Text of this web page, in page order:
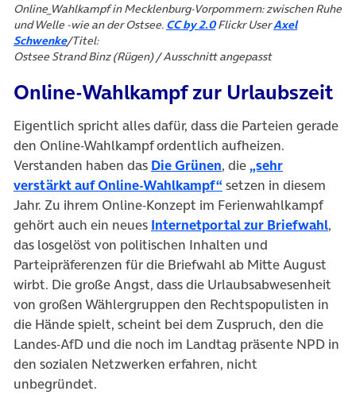
Online_Wahlkampf in Mecklenburg-Vorpommern: zwischen Ruhe
und Welle -wie an der Ostsee. CC by 2.0(öffnet in neuem Tab)
Flickr UserAxel
Schwenke(öffnet in neuem Tab)
/Titel:
Ostsee Strand Binz (Rügen) / Ausschnitt angepasst
Online-Wahlkampf zur Urlaubszeit
Eigentlich spricht alles dafür, dass die Parteien gerade
den Online-Wahlkampf ordentlich aufheizen.
Verstanden haben das Die Grünen, die„sehr
verstärkt auf Online-Wahlkampf“ setzen in diesem
Jahr. Zu ihrem Online-Konzept im Ferienwahlkampf
gehört auch ein neues Internetportal zur Briefwahl,
das losgelöst von politischen Inhalten und
Parteipräferenzen für die Briefwahl ab Mitte August
wirbt. Die große Angst, dass die Urlaubsabwesenheit
von großen Wählergruppen den Rechtspopulisten in
die Hände spielt, scheint bei dem Zuspruch, den die
Landes-AfD und die noch im Landtag präsente NPD in
den sozialen Netzwerken erfahren, nicht
unbegründet.